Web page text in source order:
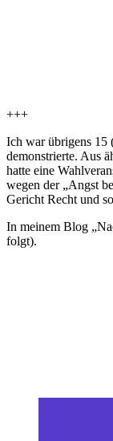
+++
Ich war übrigens 15
demonstrierte. Aus
hatte eine
wegen der „Angst
Gericht Recht und
In meinem Blog
folgt).